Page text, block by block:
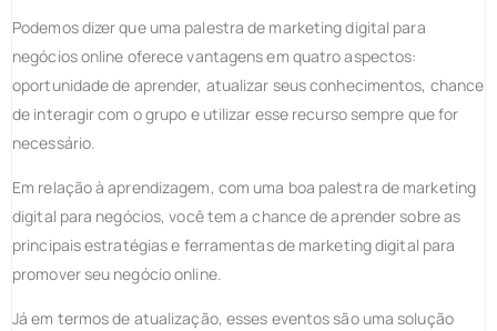
Podemos dizer que uma palestra de marketing digital para
negócios online oferece vantagens em quatro aspectos:
oportunidade de aprender, atualizar seus conhecimentos, chance
de interagir com o grupo e utilizar esse recurso sempre que for
necessário.
Em relação à aprendizagem, com uma boa palestra de marketing
digital para negócios, você tem a chance de aprender sobre as
principais estratégias e ferramentas de marketing digital para
promover seu negócio online.
Já em termos de atualização, esses eventos são uma solução